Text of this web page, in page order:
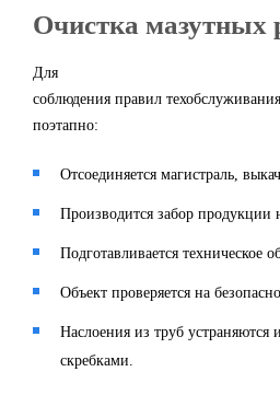
Очистка мазутных
Для
соблюдения правил
поэтапно:
Отсоединяется магистраль,
Производится забор продукции
Подготавливается техническое
Объект проверяется на
Наслоения из труб устраняются
скребками.